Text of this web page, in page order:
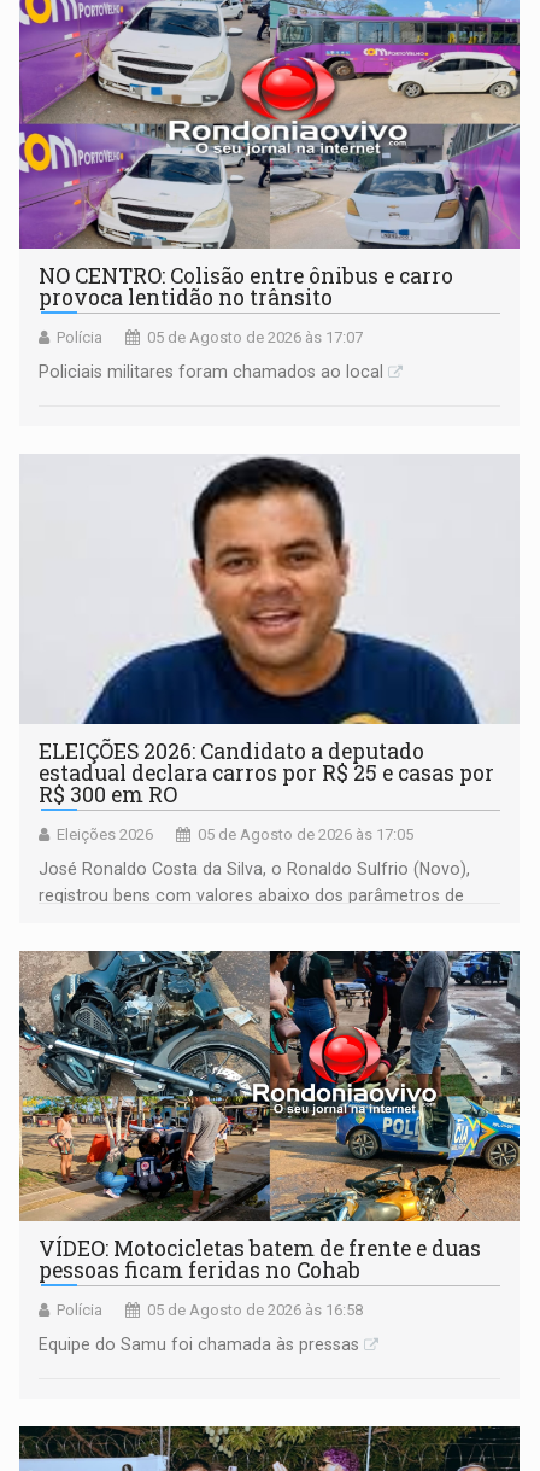
NO CENTRO: Colisão entre ônibus e carro
provoca lentidão no trânsito
Polícia 05 de Agosto de 2026 às 17:07
Policiais militares foram chamados ao local
ELEIÇÕES 2026: Candidato a deputado
estadual declara carros por R$ 25 e casas por
R$ 300 em RO
Eleições 2026 05 de Agosto de 2026 às 17:05
José Ronaldo Costa da Silva, o Ronaldo Sulfrio (Novo),
registrou bens com valores abaixo dos parâmetros de
milhões
VÍDEO: Motocicletas batem de frente e duas
pessoas ficam feridas no Cohab
Polícia 05 de Agosto de 2026 às 16:58
Equipe do Samu foi chamada às pressas